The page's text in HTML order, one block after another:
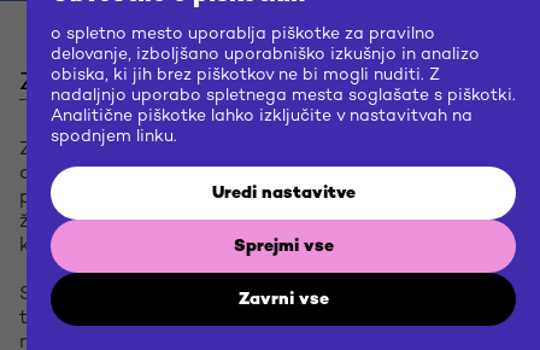
ZAVIST
Zavist je edini izmed štirih občutkov, ki ima v Insta
odnosu večinoma negativen prizvok. Najpogosteje se
pojavi takrat, ko sledilci vplivneže dojemajo kot ljudi, ki
živijo boljše, lažje ali bolj privilegirano življenje, za
katerega menijo, da si ga niso zares zaslužili.
Sledilci, ki se pogosto primerjajo z vplivneži, lahko ob
tem občutijo nezadovoljstvo, frustracijo ali celo
manjvrednost. Zavist je močno odvisna od
o spletno mesto uporablja piškotke za pravilno
delovanje, izboljšano uporabniško izkušnjo in analizo
obiska, ki jih brez piškotkov ne bi mogli nuditi. Z
nadaljnjo uporabo spletnega mesta soglašate s piškotki.
Analitične piškotke lahko izključite v nastavitvah na
spodnjem linku.
Uredi nastavitve
Sprejmi vse
Zavrni vse